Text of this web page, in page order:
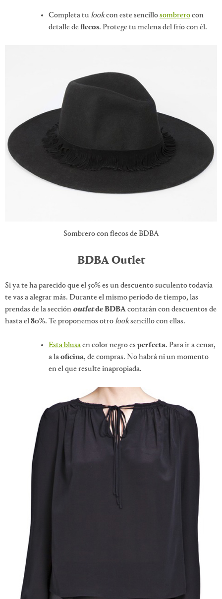
Completa tu lookcon este sencillosombrerocon
detalle deflecos. Protege tu melena del frío con él.
Sombrero con flecos de BDBA
BDBA Outlet
Si ya te ha parecido que el 50% es un descuento suculento todavía
te vas a alegrar más. Durante el mismo periodo de tiempo, las
prendas de la sección outletde BDBAcontarán con descuentos de
hasta el80%. Te proponemos otrolooksencillo con ellas.
Esta blusaen color negro es perfecta. Para ir a cenar,
a laoficina, de compras. No habrá ni un momento
en el que resulte inapropiada.